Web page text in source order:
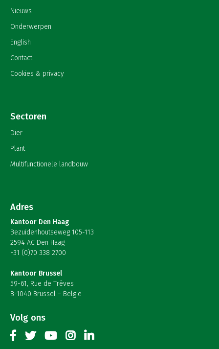
Nieuws
Onderwerpen
English
Contact
Cookies & privacy
Sectoren
Dier
Plant
Multifunctionele landbouw
Adres
Kantoor Den Haag
Bezuidenhoutseweg 105-113
2594 AC Den Haag
+31 (0)70 338 2700
Kantoor Brussel
59-61, Rue de Trèves
B-1040 Brussel – België
Volg ons